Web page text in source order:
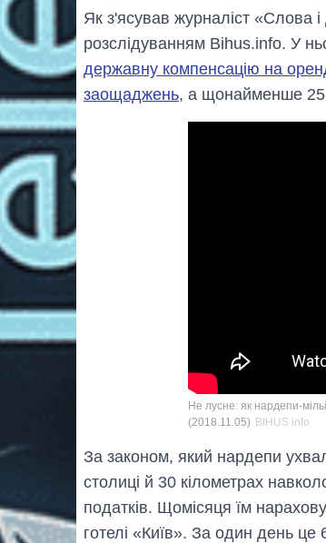
Як з'ясував журналіст «Слова
розслідуванням Bihus.info. У
державну компенсацію на
заощаджень, а щонайменше 25
Не лусне: як нардепи-
(2018.11.05) BIHUS info
За законом, який нардепи
столиці й 30 кілометрах
податків. Щомісяця їм
готелі «Київ». За один день це